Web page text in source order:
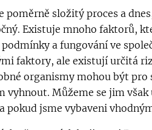
poměrně složitý proces a
Existuje mnoho faktorů,
a fungování ve
faktory, ale existují určitá
organismy mohou být pro
vyhnout. Můžeme se jim
pokud jsme vybaveni